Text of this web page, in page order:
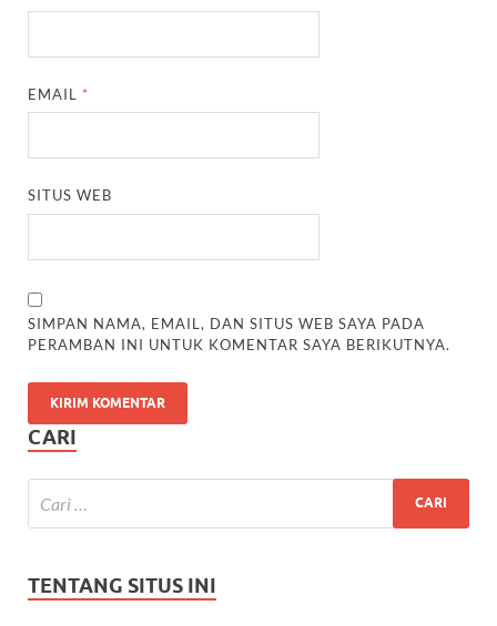
EMAIL *
SITUS WEB
SIMPAN NAMA, EMAIL, DAN SITUS WEB SAYA PADA
PERAMBAN INI UNTUK KOMENTAR SAYA BERIKUTNYA.
CARI
TENTANG SITUS INI